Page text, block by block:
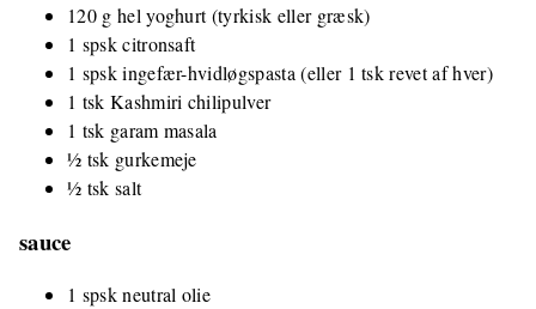
120 g hel yoghurt (tyrkisk eller græsk)
1 spsk citronsaft
1 spsk ingefær-hvidløgspasta (eller 1 tsk revet af hver)
1 tsk Kashmiri chilipulver
1 tsk garam masala
½ tsk gurkemeje
½ tsk salt
sauce
1 spsk neutral olie